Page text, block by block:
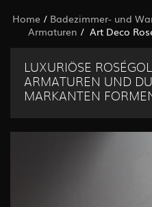
Home / Badezimmer- und
Armaturen / Art Deco
LUXURIÖSE
ARMATUREN UND
MARKANTEN